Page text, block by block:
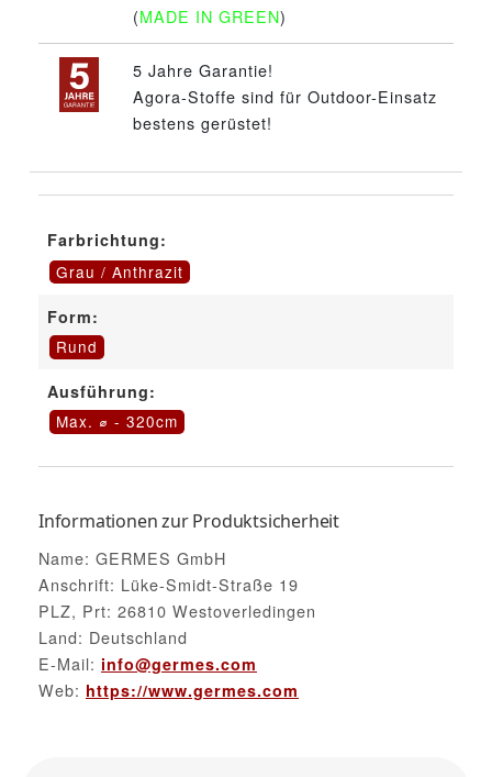
(MADE IN GREEN)
5 Jahre Garantie!
Agora-Stoffe sind für Outdoor-Einsatz
bestens gerüstet!
Farbrichtung:
Grau / Anthrazit
Form:
Rund
Ausführung:
Max. ⌀ - 320cm
Informationen zur Produktsicherheit
Name: GERMES GmbH
Anschrift: Lüke-Smidt-Straße 19
PLZ, Prt: 26810 Westoverledingen
Land: Deutschland
E-Mail: info@germes.com
Web: https://www.germes.com